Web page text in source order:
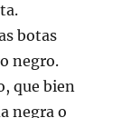
botas
negro.
que bien
negra o